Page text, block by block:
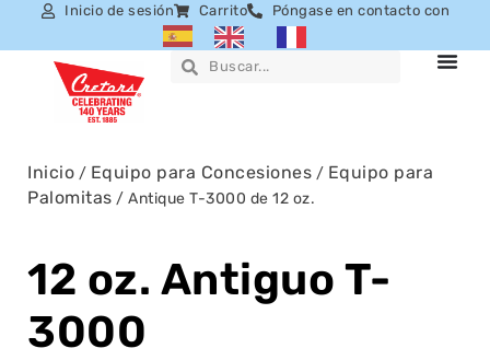
Inicio de sesión Carrito Póngase en contacto con
Inicio / Equipo para Concesiones / Equipo para
Palomitas / Antique T-3000 de 12 oz.
12 oz. Antiguo T-
3000